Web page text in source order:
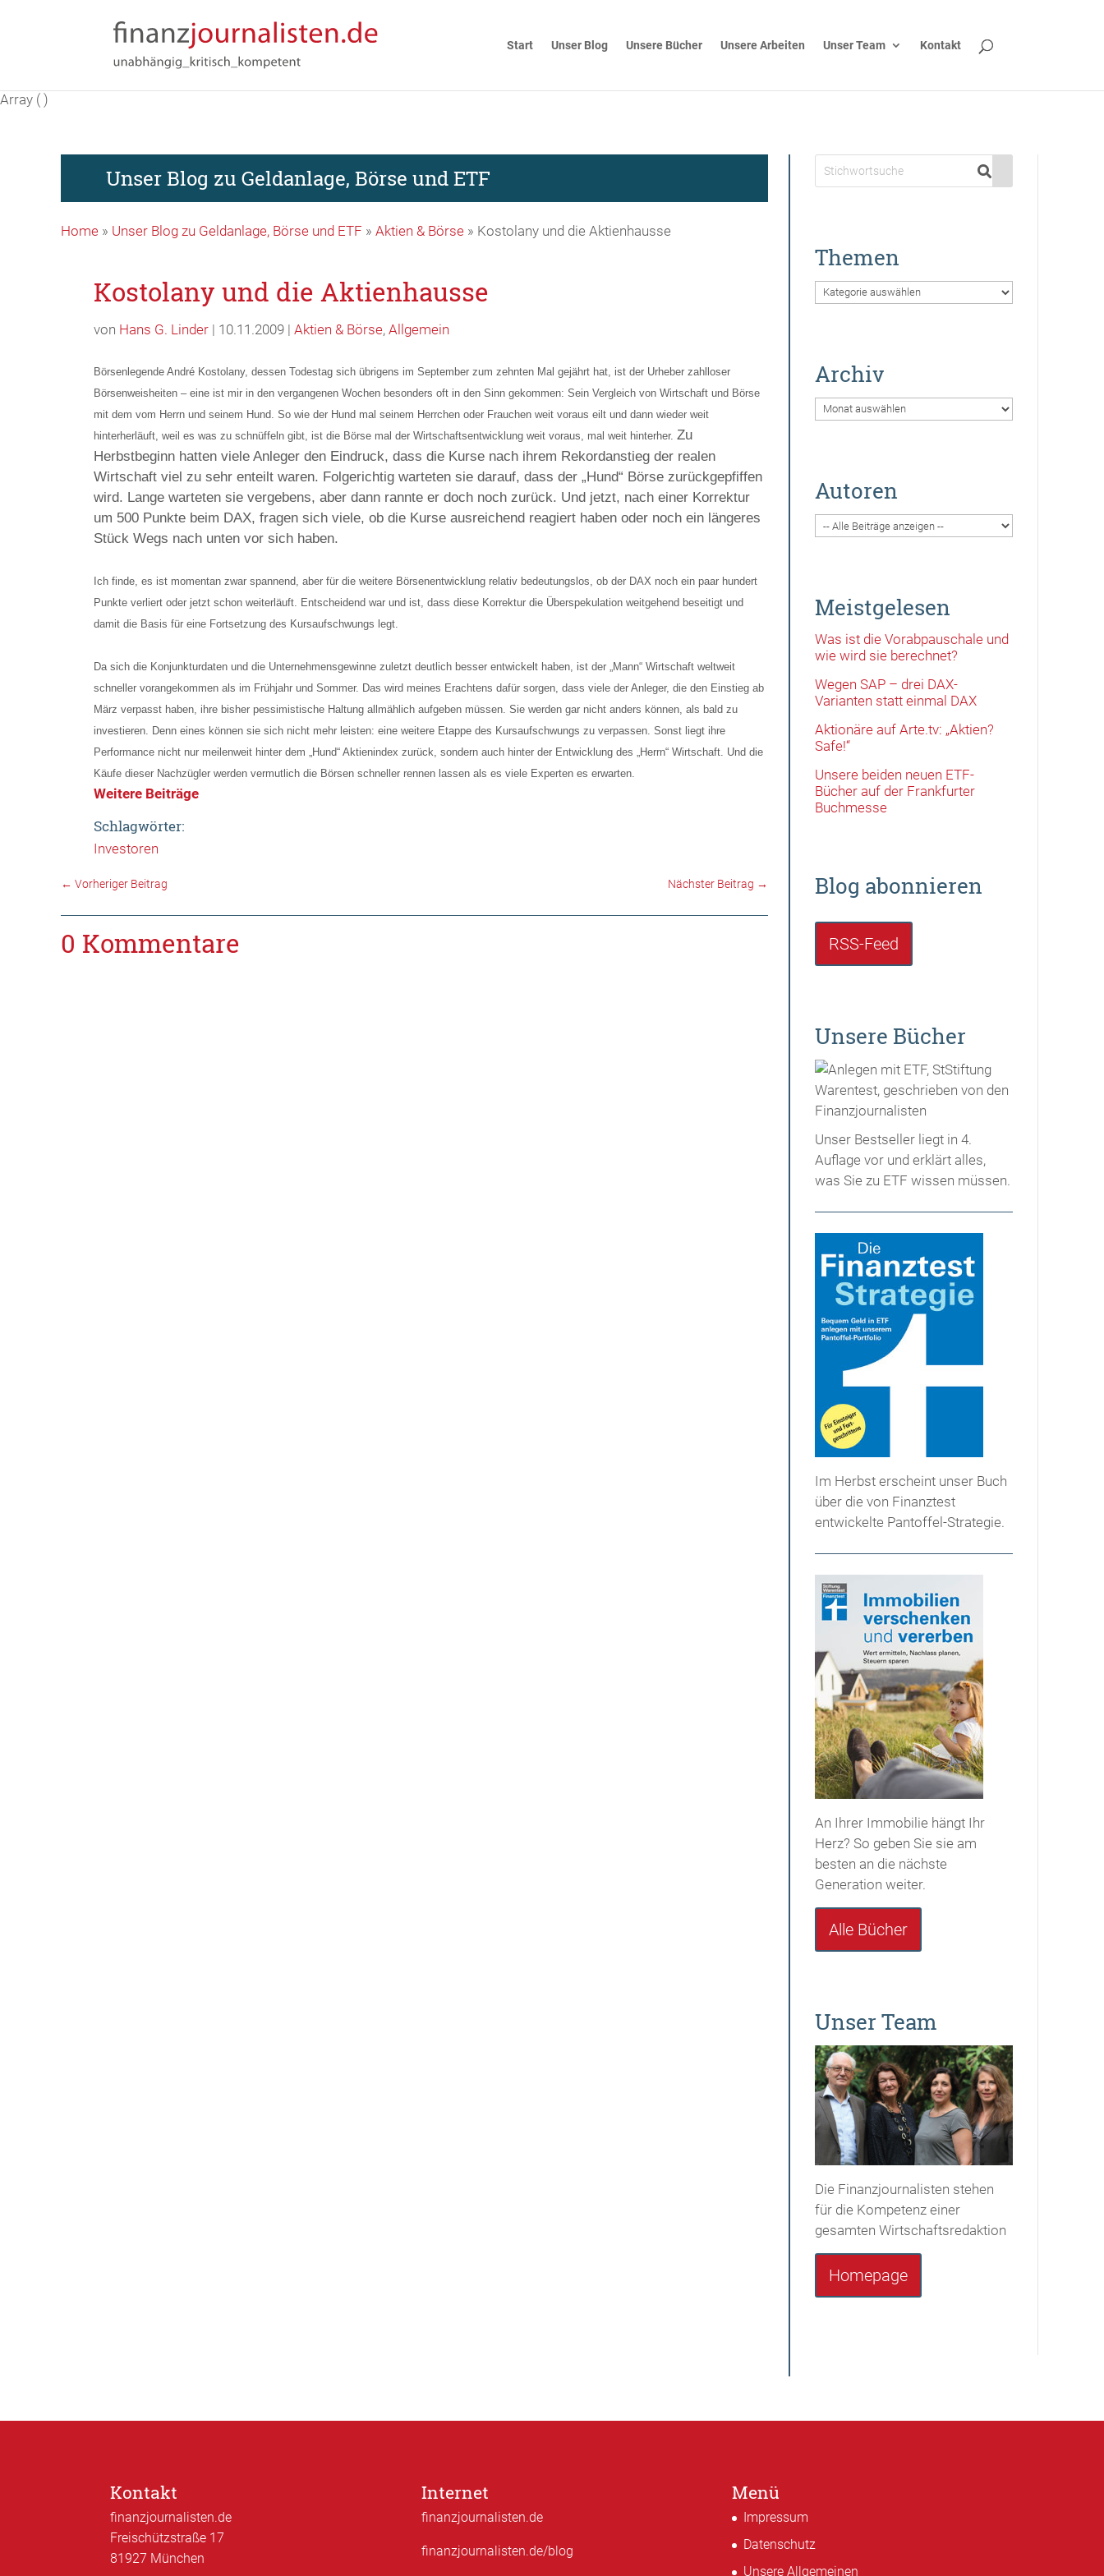
Start Unser Blog Unsere Bücher Unsere Arbeiten Unser Team Kontakt
Array ( )
Unser Blog zu Geldanlage, Börse und ETF
Home» Unser Blog zu Geldanlage, Börse und ETF » Aktien & Börse» Kostolany und die Aktienhausse
Kostolany und die Aktienhausse
von Hans G. Linder| 10.11.2009 | Aktien & Börse, Allgemein
Börsenlegende André Kostolany, dessen Todestag sich übrigens im September zum zehnten Mal gejährt hat, ist der Urheber zahlloser
Börsenweisheiten – eine ist mir in den vergangenen Wochen besonders oft in den Sinn gekommen: Sein Vergleich von Wirtschaft und Börse
mit dem vom Herrn und seinem Hund. So wie der Hund mal seinem Herrchen oder Frauchen weit voraus eilt und dann wieder weit
hinterherläuft, weil es was zu schnüffeln gibt, ist die Börse mal der Wirtschaftsentwicklung weit voraus, mal weit hinterher. Zu
Herbstbeginn hatten viele Anleger den Eindruck, dass die Kurse nach ihrem Rekordanstieg der realen
Wirtschaft viel zu sehr enteilt waren. Folgerichtig warteten sie darauf, dass der „Hund“ Börse zurückgepfiffen
wird. Lange warteten sie vergebens, aber dann rannte er doch noch zurück. Und jetzt, nach einer Korrektur
um 500 Punkte beim DAX, fragen sich viele, ob die Kurse ausreichend reagiert haben oder noch ein längeres
Stück Wegs nach unten vor sich haben.
Ich finde, es ist momentan zwar spannend, aber für die weitere Börsenentwicklung relativ bedeutungslos, ob der DAX noch ein paar hundert
Punkte verliert oder jetzt schon weiterläuft. Entscheidend war und ist, dass diese Korrektur die Überspekulation weitgehend beseitigt und
damit die Basis für eine Fortsetzung des Kursaufschwungs legt.
Da sich die Konjunkturdaten und die Unternehmensgewinne zuletzt deutlich besser entwickelt haben, ist der „Mann“ Wirtschaft weltweit
schneller vorangekommen als im Frühjahr und Sommer. Das wird meines Erachtens dafür sorgen, dass viele der Anleger, die den Einstieg ab
März verpasst haben, ihre bisher pessimistische Haltung allmählich aufgeben müssen. Sie werden gar nicht anders können, als bald zu
investieren. Denn eines können sie sich nicht mehr leisten: eine weitere Etappe des Kursaufschwungs zu verpassen. Sonst liegt ihre
Performance nicht nur meilenweit hinter dem „Hund“ Aktienindex zurück, sondern auch hinter der Entwicklung des „Herrn“ Wirtschaft. Und die
Käufe dieser Nachzügler werden vermutlich die Börsen schneller rennen lassen als es viele Experten es erwarten.
Weitere Beiträge
Schlagwörter:
Investoren
← Vorheriger Beitrag Nächster Beitrag →
0 Kommentare
Themen
Themen
Archiv
Archiv
Autoren
Meistgelesen
Was ist die Vorabpauschale und
wie wird sie berechnet?
Wegen SAP – drei DAX-
Varianten statt einmal DAX
Aktionäre auf Arte.tv: „Aktien?
Safe!“
Unsere beiden neuen ETF-
Bücher auf der Frankfurter
Buchmesse
Blog abonnieren
RSS-Feed
Unsere Bücher
Unser Bestseller liegt in 4.
Auflage vor und erklärt alles,
was Sie zu ETF wissen müssen.
Im Herbst erscheint unser Buch
über die von Finanztest
entwickelte Pantoffel-Strategie.
An Ihrer Immobilie hängt Ihr
Herz? So geben Sie sie am
besten an die nächste
Generation weiter.
Alle Bücher
Unser Team
Die Finanzjournalisten stehen
für die Kompetenz einer
gesamten Wirtschaftsredaktion
Homepage
Kontakt
finanzjournalisten.de
Freischützstraße 17
81927 München
Internet
finanzjournalisten.de
finanzjournalisten.de/blog
Menü
Impressum
Datenschutz
Unsere Allgemeinen